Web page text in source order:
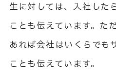
生に対しては、入社した
ことも伝えています。た
あれば会社はいくらでも
ことも伝えています。